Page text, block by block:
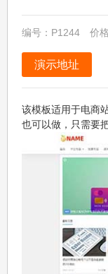
编号：P1244 价格
演示地址
该模板适用于电商
也可以做，只需要